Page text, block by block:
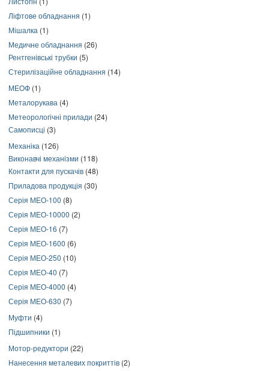
Ліфтове обладнання (1)
Мішалка (1)
Медичне обладнання (26)
Рентгенівські трубки (5)
Стерилізаційне обладнання (14)
МЕОФ (1)
Металорукава (4)
Метеорологічні прилади (24)
Самописці (3)
Механіка (126)
Виконавчі механізми (118)
Контакти для пускачів (48)
Приладова продукція (30)
Серія МЕО-100 (8)
Серія МЕО-10000 (2)
Серія МЕО-16 (7)
Серія МЕО-1600 (6)
Серія МЕО-250 (10)
Серія МЕО-40 (7)
Серія МЕО-4000 (4)
Серія МЕО-630 (7)
Муфти (4)
Підшипники (1)
Мотор-редуктори (22)
Нанесення металевих покриттів (2)